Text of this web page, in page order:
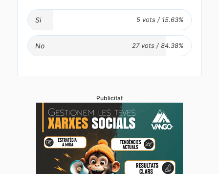
Si
No
Publicitat